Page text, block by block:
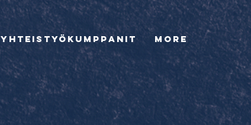
Yhteistyökumppanit More